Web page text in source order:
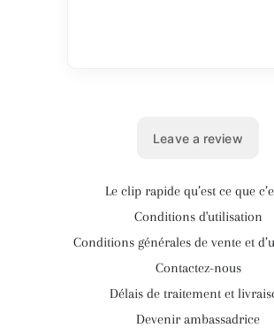
Le clip rapide qu’est ce que
Conditions d'utilisation
Conditions générales de vente et
Contactez-nous
Délais de traitement et
Devenir ambassadrice